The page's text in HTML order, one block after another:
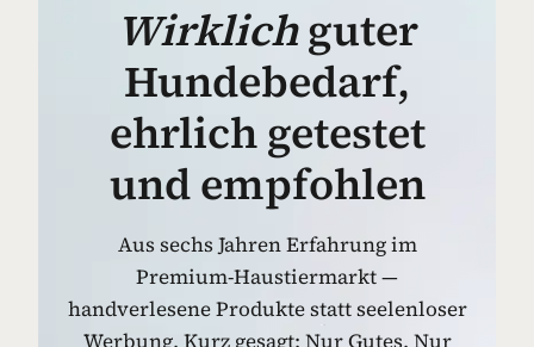
Wirklichguter
Hundebedarf,
ehrlich getestet
und empfohlen
Aus sechs Jahren Erfahrung im
Premium-Haustiermarkt —
handverlesene Produkte statt seelenloser
Werbung. Kurz gesagt: Nur Gutes. Nur